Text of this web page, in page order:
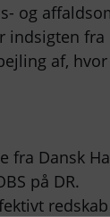
og
indsigten
af,
fra Dansk
på DR.